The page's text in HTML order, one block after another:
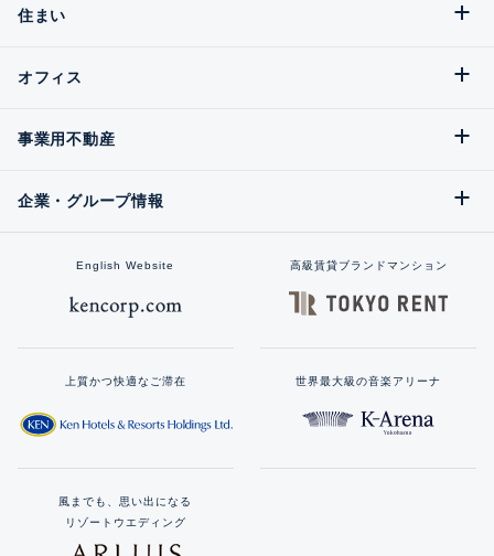
住まい
オフィス
事業用不動産
企業・グループ情報
English Website 高級賃貸ブランドマンション
上質かつ快適なご滞在 世界最大級の音楽アリーナ
風までも、思い出になる
リゾートウエディング